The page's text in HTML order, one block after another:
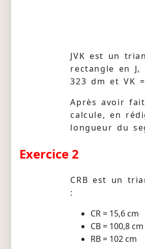
JVK est un
rectangle en J,
323 dm et VK
Après avoir
calcule, en
longueur du
Exercice 2
CRB est un
:
CR = 15,6 cm
CB = 100,8 cm
RB = 102 cm